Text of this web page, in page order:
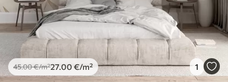
45.00€/m²27 .00 €/m² 1